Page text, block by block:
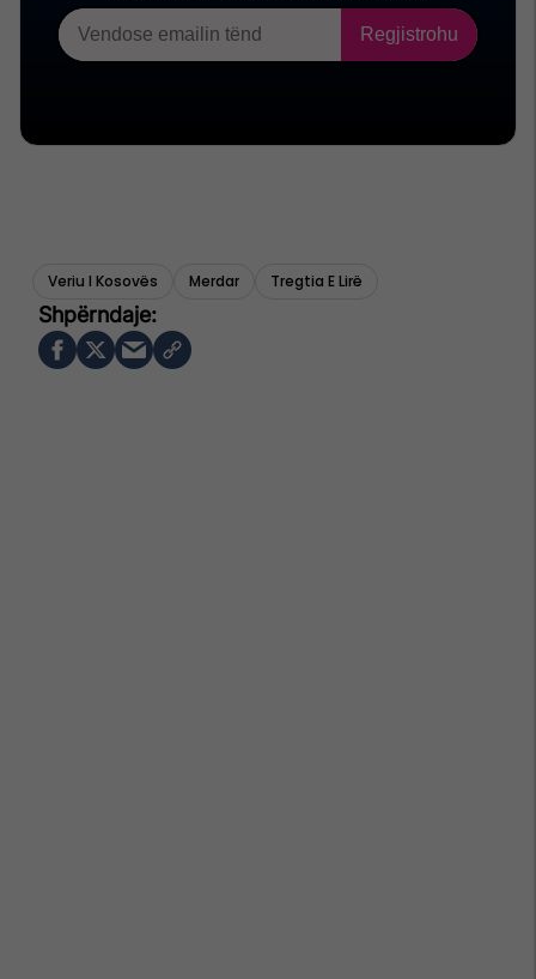
Veriu I Kosovës Merdar Tregtia E Lirë